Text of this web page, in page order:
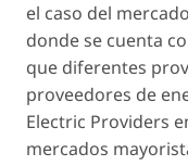
el caso del
donde se cuenta
que diferentes
proveedores de
Electric Providers
mercados